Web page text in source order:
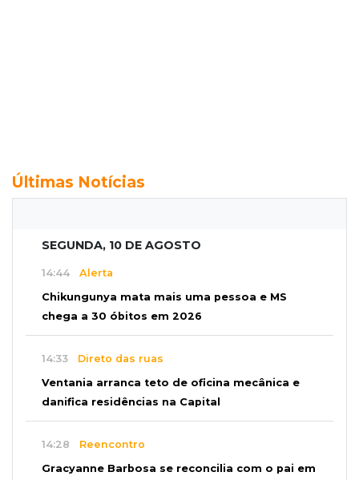
Últimas Notícias
SEGUNDA, 10 DE AGOSTO
14:44 Alerta
Chikungunya mata mais uma pessoa e MS
chega a 30 óbitos em 2026
14:33 Direto das ruas
Ventania arranca teto de oficina mecânica e
danifica residências na Capital
14:28 Reencontro
Gracyanne Barbosa se reconcilia com o pai em